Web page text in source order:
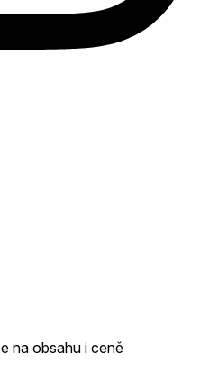
na obsahu i ceně